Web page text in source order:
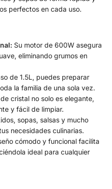
perfectos en cada uso.
Su motor de 600W asegura
eliminando grumos en
de 1.5L, puedes preparar
la familia de una sola vez.
cristal no solo es elegante,
y fácil de limpiar.
sopas, salsas y mucho
necesidades culinarias.
cómodo y funcional facilita
ideal para cualquier